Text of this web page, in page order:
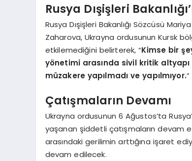
Rusya Dışişleri
Rusya Dışişleri Bakanlığı Sözcüsü
Zaharova, Ukrayna ordusunun Kursk
etkilemediğini belirterek, “Kimse bir
yönetimi arasında sivil kritik
müzakere yapılmadı ve yapılmıyor.
Çatışmaların Devamı
Ukrayna ordusunun 6 Ağustos’ta
yaşanan şiddetli çatışmaların devam
arasındaki gerilimin arttığına işaret
devam edilecek.